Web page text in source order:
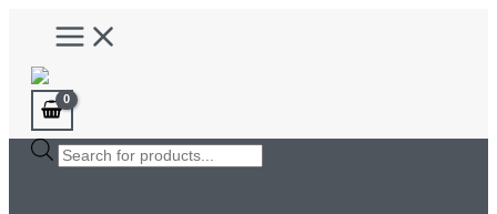
innehåll
Main
Menu
Products
search